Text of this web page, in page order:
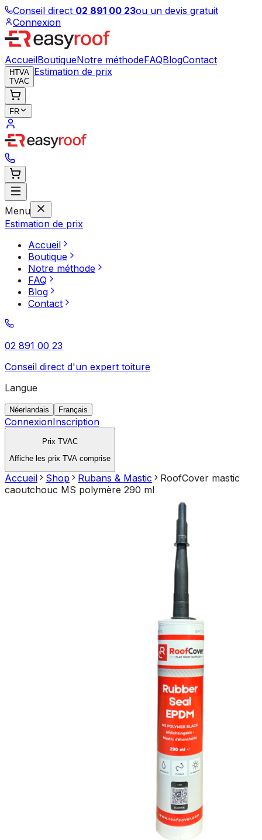
Conseil direct 02 891 00 23ou un devis gratuit
Connexion
AccueilBoutiqueNotre méthodeFAQBlogContact
HTVA
TVAC
Estimation de prix
FR
Menu
Estimation de prix
Accueil
Boutique
Notre méthode
FAQ
Blog
Contact
02 891 00 23
Conseil direct d'un expert toiture
Langue
Néerlandais Français
ConnexionInscription
Prix TVAC
Affiche les prix TVA comprise
Accueil Shop Rubans & Mastic
RoofCover mastic
caoutchouc MS polymère 290 ml